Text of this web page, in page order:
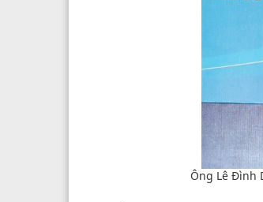
Ông Lê Đình